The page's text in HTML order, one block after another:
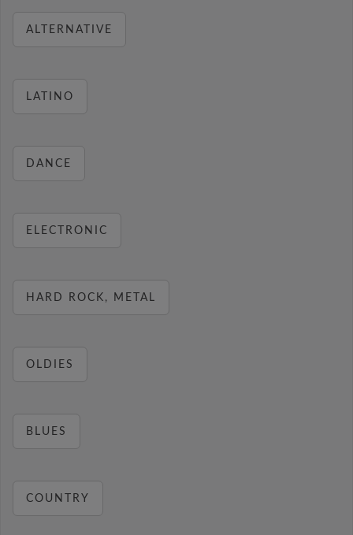
ALTERNATIVE
LATINO
DANCE
ELECTRONIC
HARD ROCK, METAL
OLDIES
BLUES
COUNTRY